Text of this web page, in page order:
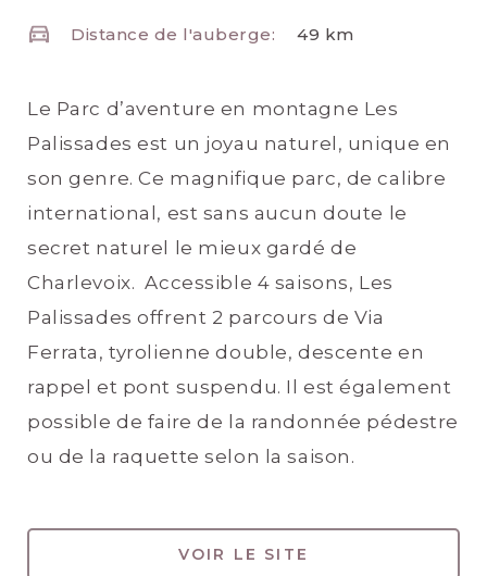
Distance de l'auberge: 49 km
Le Parc d’aventure en montagne Les
Palissades est un joyau naturel, unique en
son genre. Ce magnifique parc, de calibre
international, est sans aucun doute le
secret naturel le mieux gardé de
Charlevoix. Accessible 4 saisons, Les
Palissades offrent 2 parcours de Via
Ferrata, tyrolienne double, descente en
rappel et pont suspendu. Il est également
possible de faire de la randonnée pédestre
ou de la raquette selon la saison.
VOIR LE SITE